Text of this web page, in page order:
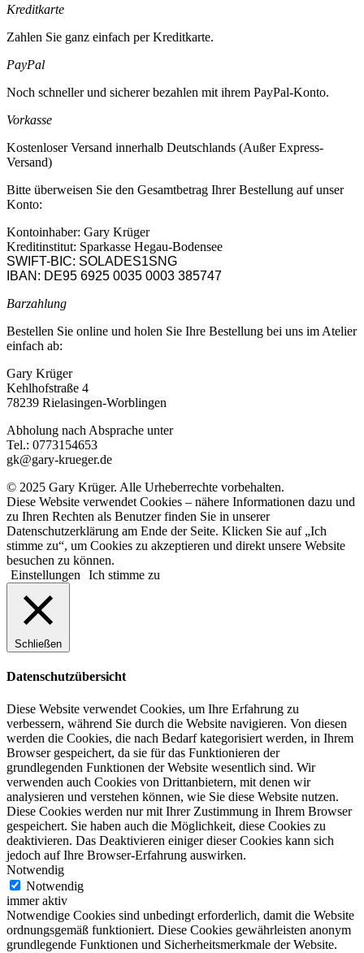
Kreditkarte
Zahlen Sie ganz einfach per Kreditkarte.
PayPal
Noch schneller und sicherer bezahlen mit ihrem PayPal-Konto.
Vorkasse
Kostenloser Versand innerhalb Deutschlands (Außer Express-
Versand)
Bitte überweisen Sie den Gesamtbetrag Ihrer Bestellung auf unser
Konto:
Kontoinhaber: Gary Krüger
Kreditinstitut: Sparkasse Hegau-Bodensee
SWIFT-BIC: SOLADES1SNG
IBAN: DE95 6925 0035 0003 385747
Barzahlung
Bestellen Sie online und holen Sie Ihre Bestellung bei uns im Atelier
einfach ab:
Gary Krüger
Kehlhofstraße 4
78239 Rielasingen-Worblingen
Abholung nach Absprache unter
Tel.: 0773154653
gk@gary-krueger.de
© 2025 Gary Krüger. Alle Urheberrechte vorbehalten.
Diese Website verwendet Cookies – nähere Informationen dazu und
zu Ihren Rechten als Benutzer finden Sie in unserer
Datenschutzerklärung am Ende der Seite. Klicken Sie auf „Ich
stimme zu“, um Cookies zu akzeptieren und direkt unsere Website
besuchen zu können.
Einstellungen
Ich stimme zu
Schließen
Datenschutzübersicht
Diese Website verwendet Cookies, um Ihre Erfahrung zu
verbessern, während Sie durch die Website navigieren. Von diesen
werden die Cookies, die nach Bedarf kategorisiert werden, in Ihrem
Browser gespeichert, da sie für das Funktionieren der
grundlegenden Funktionen der Website wesentlich sind. Wir
verwenden auch Cookies von Drittanbietern, mit denen wir
analysieren und verstehen können, wie Sie diese Website nutzen.
Diese Cookies werden nur mit Ihrer Zustimmung in Ihrem Browser
gespeichert. Sie haben auch die Möglichkeit, diese Cookies zu
deaktivieren. Das Deaktivieren einiger dieser Cookies kann sich
jedoch auf Ihre Browser-Erfahrung auswirken.
Notwendig
Notwendig
immer aktiv
Notwendige Cookies sind unbedingt erforderlich, damit die Website
ordnungsgemäß funktioniert. Diese Cookies gewährleisten anonym
grundlegende Funktionen und Sicherheitsmerkmale der Website.